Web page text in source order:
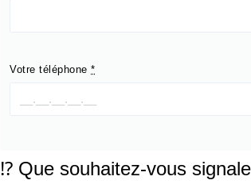
Votre téléphone *
⁉️ Que souhaitez-vous